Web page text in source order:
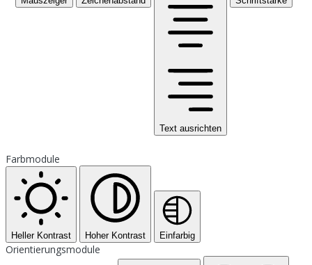
Text ausrichten
Farbmodule
Heller Kontrast Hoher Kontrast Einfarbig
Orientierungsmodule